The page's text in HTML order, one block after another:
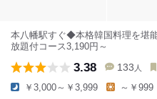
本八幡駅すぐ◆本格韓国料理を堪
放題付コース3,190円～
3.38 133 人
￥3,000～￥3,999 ～￥999